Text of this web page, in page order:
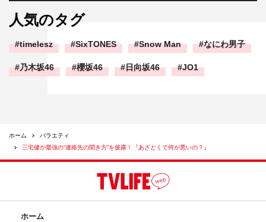
人気のタグ
timelesz SixTONES Snow Man なにわ男子
乃木坂46 櫻坂46 日向坂46 JO1
ホーム
バラエティ
三宅健が最強の“連絡先の聞き方”を披露！『あざとくて何が悪いの？』
ホーム